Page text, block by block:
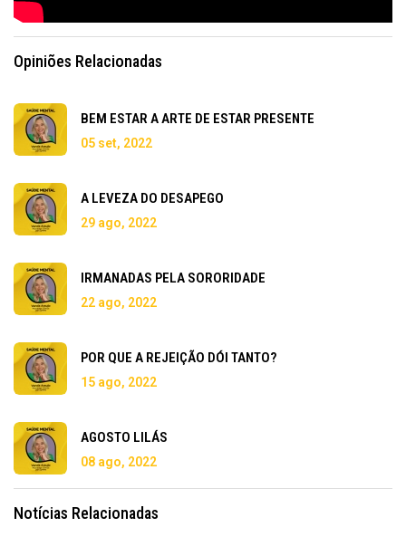
Opiniões Relacionadas
BEM ESTAR A ARTE DE ESTAR PRESENTE
05 set, 2022
A LEVEZA DO DESAPEGO
29 ago, 2022
IRMANADAS PELA SORORIDADE
22 ago, 2022
POR QUE A REJEIÇÃO DÓI TANTO?
15 ago, 2022
AGOSTO LILÁS
08 ago, 2022
Notícias Relacionadas